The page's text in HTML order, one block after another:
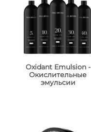
Oxidant Emulsion -
Окислительные
эмульсии